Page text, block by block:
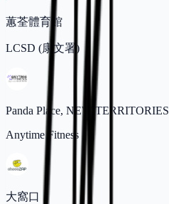
蕙荃體育館
LCSD (康文署)
Panda Place, NEW TERRITORIES
Anytime Fitness
大窩口